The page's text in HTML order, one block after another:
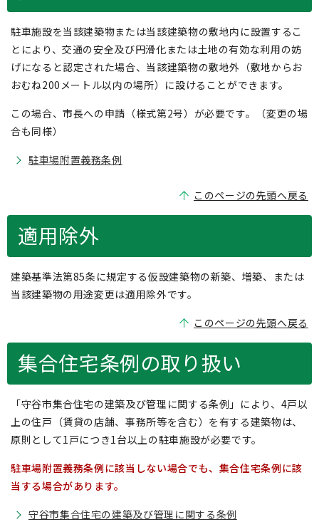
駐車施設を当該建築物または当該建築物の敷地内に設置するこ
とにより、交通の安全及び円滑化または土地の有効な利用の妨
げになると認定された場合、当該建築物の敷地外（敷地からお
おむね200メートル以内の場所）に設けることができます。
この場合、市長への申請（様式第2号）が必要です。（変更の場
合も同様）
駐車場附置義務条例
このページの先頭へ戻る
適用除外
建築基準法第85条に規定する仮設建築物の新築、増築、または
当該建築物の用途変更は適用除外です。
このページの先頭へ戻る
集合住宅条例の取り扱い
「守谷市集合住宅の建築及び管理に関する条例」により、4戸以
上の住戸（賃貸の店舗、事務所等を含む）を有する建築物は、
原則として1戸につき1台以上の駐車施設が必要です。
駐車場附置義務条例に該当しない場合でも、集合住宅条例に該
当する場合があります。
守谷市集合住宅の建築及び管理に関する条例